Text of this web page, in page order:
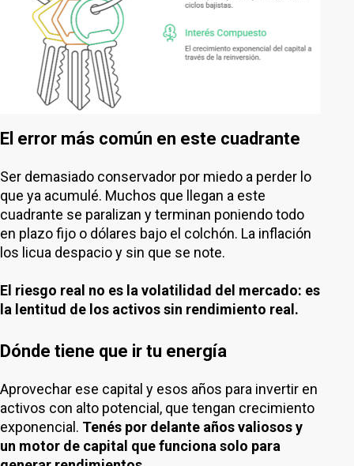
El error más común en este cuadrante
Ser demasiado conservador por miedo a perder lo
que ya acumulé. Muchos que llegan a este
cuadrante se paralizan y terminan poniendo todo
en plazo fijo o dólares bajo el colchón. La inflación
los licua despacio y sin que se note.
El riesgo real no es la volatilidad del mercado: es
la lentitud de los activos sin rendimiento real.
Dónde tiene que ir tu energía
Aprovechar ese capital y esos años para invertir en
activos con alto potencial, que tengan crecimiento
exponencial. Tenés por delante años valiosos y
un motor de capital que funciona solo para